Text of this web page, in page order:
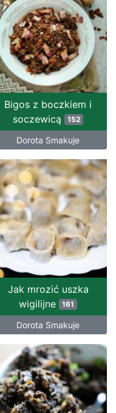
Bigos z boczkiem i
soczewicą
152
Dorota Smakuje
Jak mrozić uszka
wigilijne 161
Dorota Smakuje